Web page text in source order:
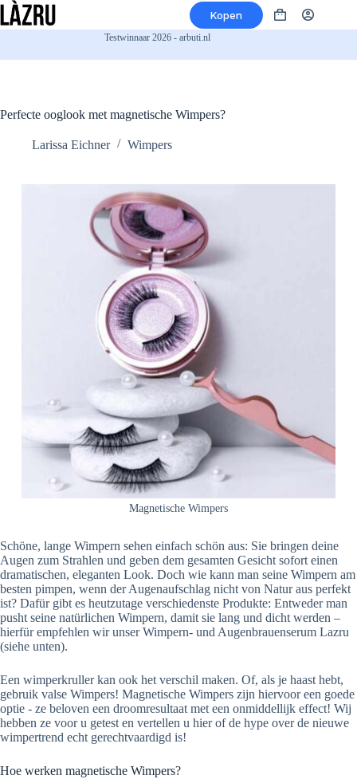
Ga
naar
Kopen Winkelwagen
Testwinnaar 2026 - arbuti.nl
Perfecte ooglook met magnetische Wimpers?
Larissa Eichner Wimpers
Magnetische Wimpers
Schöne, lange Wimpern sehen einfach schön aus: Sie bringen deine
Augen zum Strahlen und geben dem gesamten Gesicht sofort einen
dramatischen, eleganten Look. Doch wie kann man seine Wimpern am
besten pimpen, wenn der Augenaufschlag nicht von Natur aus perfekt
ist? Dafür gibt es heutzutage verschiedenste Produkte: Entweder man
pusht seine natürlichen Wimpern, damit sie lang und dicht werden –
hierfür empfehlen wir unser Wimpern- und Augenbrauenserum Lazru
(siehe unten).
Een wimperkruller kan ook het verschil maken. Of, als je haast hebt,
gebruik valse Wimpers! Magnetische Wimpers zijn hiervoor een goede
optie - ze beloven een droomresultaat met een onmiddellijk effect! Wij
hebben ze voor u getest en vertellen u hier of de hype over de nieuwe
wimpertrend echt gerechtvaardigd is!
Hoe werken magnetische Wimpers?